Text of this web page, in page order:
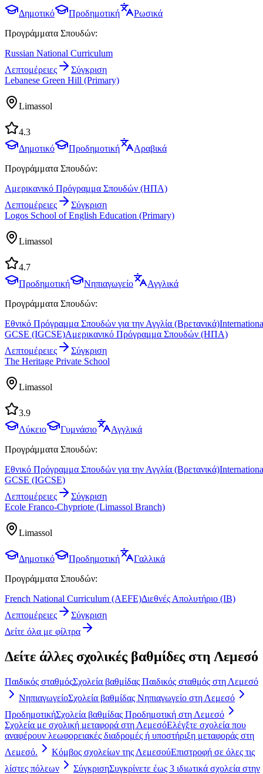
Δημοτικό
Προδημοτική
Ρωσικά
Προγράμματα Σπουδών:
Russian National Curriculum
Λεπτομέρειες
Σύγκριση
Lebanese Green Hill (Primary)
Limassol
4.3
Δημοτικό
Προδημοτική
Αραβικά
Προγράμματα Σπουδών:
Αμερικανικό Πρόγραμμα Σπουδών (ΗΠΑ)
Λεπτομέρειες
Σύγκριση
Logos School of English Education (Primary)
Limassol
4.7
Προδημοτική
Νηπιαγωγείο
Αγγλικά
Προγράμματα Σπουδών:
Εθνικό Πρόγραμμα Σπουδών για την Αγγλία (Βρετανικά)
GCSE (IGCSE)Αμερικανικό Πρόγραμμα Σπουδών (ΗΠΑ)
Λεπτομέρειες
Σύγκριση
The Heritage Private School
Limassol
3.9
Λύκειο
Γυμνάσιο
Αγγλικά
Προγράμματα Σπουδών:
Εθνικό Πρόγραμμα Σπουδών για την Αγγλία (Βρετανικά)
GCSE (IGCSE)
Λεπτομέρειες
Σύγκριση
Ecole Franco-Chypriote (Limassol Branch)
Limassol
Δημοτικό Προδημοτική
Γαλλικά
Προγράμματα Σπουδών:
French National Curriculum (AEFE)Διεθνές Απολυτήριο (IB)
Λεπτομέρειες
Σύγκριση
Δείτε όλα με φίλτρα
Δείτε άλλες σχολικές βαθμίδες στη Λεμεσό
Παιδικός σταθμόςΣχολεία βαθμίδας Παιδικός σταθμός στη Λεμεσό
ΝηπιαγωγείοΣχολεία βαθμίδας Νηπιαγωγείο στη Λεμεσό
ΠροδημοτικήΣχολεία βαθμίδας Προδημοτική στη Λεμεσό
Σχολεία με σχολική μεταφορά στη ΛεμεσόΕλέγξτε σχολεία που
αναφέρουν λεωφορειακές διαδρομές ή υποστήριξη μεταφοράς στη
Λεμεσό.
Κόμβος σχολείων της ΛεμεσούΕπιστροφή σε όλες τις
λίστες πόλεων
ΣύγκρισηΣυγκρίνετε έως 3 ιδιωτικά σχολεία στην